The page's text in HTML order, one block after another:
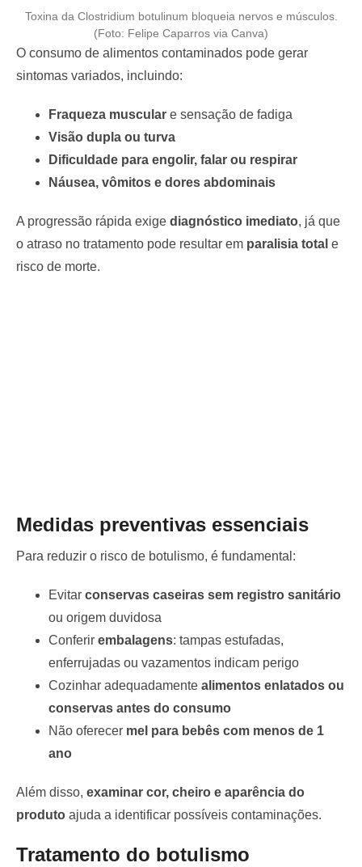
Toxina da Clostridium botulinum bloqueia nervos e músculos.
(Foto: Felipe Caparros via Canva)
O consumo de alimentos contaminados pode gerar
sintomas variados, incluindo:
Fraqueza muscular e sensação de fadiga
Visão dupla ou turva
Dificuldade para engolir, falar ou respirar
Náusea, vômitos e dores abdominais
A progressão rápida exige diagnóstico imediato, já que
o atraso no tratamento pode resultar em paralisia total e
risco de morte.
Medidas preventivas essenciais
Para reduzir o risco de botulismo, é fundamental:
Evitar conservas caseiras sem registro sanitário
ou origem duvidosa
Conferir embalagens: tampas estufadas,
enferrujadas ou vazamentos indicam perigo
Cozinhar adequadamente alimentos enlatados ou
conservas antes do consumo
Não oferecer mel para bebês com menos de 1
ano
Além disso, examinar cor, cheiro e aparência do
produto ajuda a identificar possíveis contaminações.
Tratamento do botulismo